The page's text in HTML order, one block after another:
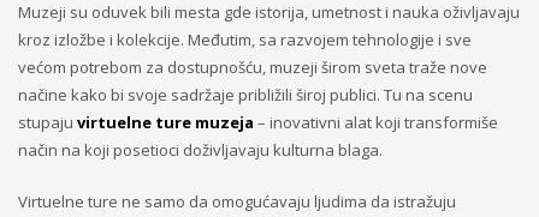
Muzeji su oduvek bili mesta gde istorija, umetnost i nauka oživljavaju
kroz izložbe i kolekcije. Međutim, sa razvojem tehnologije i sve
većom potrebom za dostupnošću, muzeji širom sveta traže nove
načine kako bi svoje sadržaje približili široj publici. Tu na scenu
stupaju virtuelne ture muzeja – inovativni alat koji transformiše
način na koji posetioci doživljavaju kulturna blaga.
Virtuelne ture ne samo da omogućavaju ljudima da istražuju